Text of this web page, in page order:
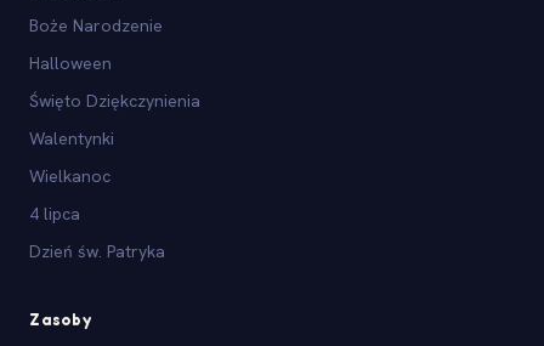
Boże Narodzenie
Halloween
Święto Dziękczynienia
Walentynki
Wielkanoc
4 lipca
Dzień św. Patryka
Zasoby